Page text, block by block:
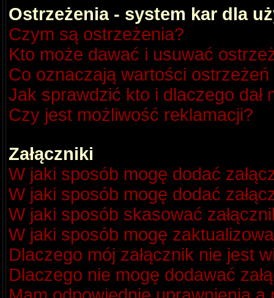
Ostrzeżenia - system kar dla
Czym są ostrzeżenia?
Kto może dawać i usuwać
Co oznaczają wartości
Jak sprawdzić kto i dlaczego dał
Czy jest możliwość reklamacji?
Załączniki
W jaki sposób mogę dodać
W jaki sposób mogę dodać
W jaki sposób skasować
W jaki sposób mogę
Dlaczego mój załącznik nie jest
Dlaczego nie mogę dodawać